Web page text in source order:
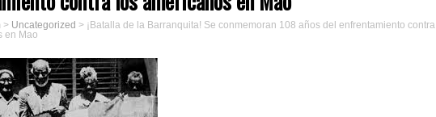
> Uncategorized > ¡Batalla de la Barranquita! Se conmemoran 108 años del enfrentamiento contra
en Mao